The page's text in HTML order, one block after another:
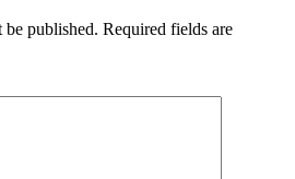
published. Required fields are